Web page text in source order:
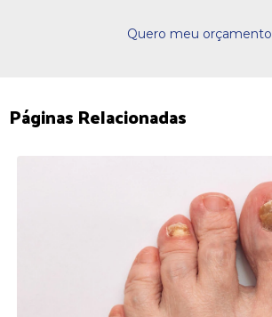
Quero meu orçamento
Páginas Relacionadas